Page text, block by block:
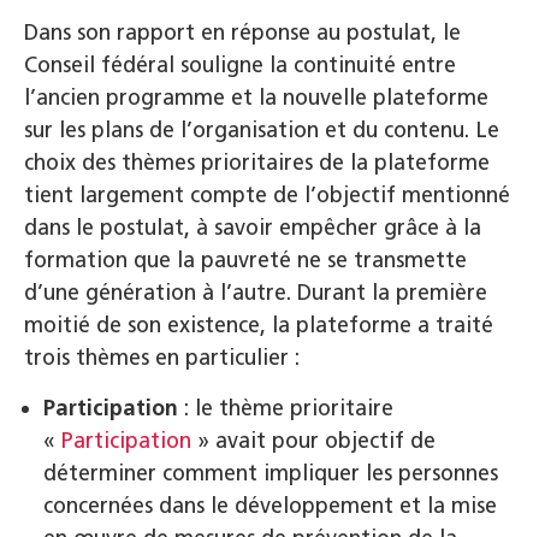
Dans son rapport en réponse au postulat, le
Conseil fédéral souligne la continuité entre
l’ancien programme et la nouvelle plateforme
sur les plans de l’organisation et du contenu. Le
choix des thèmes prioritaires de la plateforme
tient largement compte de l’objectif mentionné
dans le postulat, à savoir empêcher grâce à la
formation que la pauvreté ne se transmette
d’une génération à l’autre. Durant la première
moitié de son existence, la plateforme a traité
trois thèmes en particulier :
Participation : le thème prioritaire
« Participation » avait pour objectif de
déterminer comment impliquer les personnes
concernées dans le développement et la mise